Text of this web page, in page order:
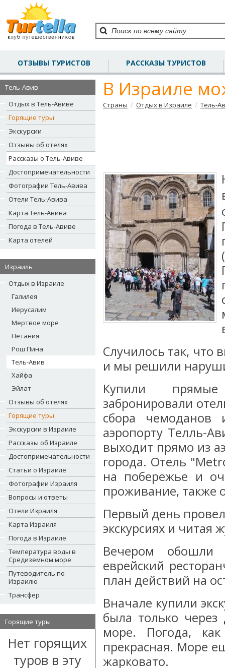
ОТЗЫВЫ ТУРИСТОВ РАССКАЗЫ ТУРИСТОВ
Тель-Авив
Отдых в Тель-Авиве
Горящие туры
Экскурсии
Отзывы об отелях
Рассказы о Тель-Авиве
Достопримечательности
Фотографии Тель-Авива
Отели Тель-Авива
Карта Тель-Авива
Погода в Тель-Авиве
Карта отелей
Израиль
Отдых в Израиле
Галилея
Иерусалим
Мертвое море
Нетания
Рош Пина
Тель-Авив
Хайфа
Эйлат
Отзывы об отелях
Горящие туры
Экскурсии в Израиле
Рассказы об Израиле
Достопримечательности
Статьи о Израиле
Фотографии Израиля
Вопросы и ответы
Отели Израиля
Карта Израиля
Погода в Израиле
Температура воды в
Средиземном море
Путеводитель по
Израилю
Трансфер
Горящие туры
Нет горящих
туров в эту
В Израиле
Страны / Отдых в Израиле / Тель-
Случилось так, что
и мы решили
Купили прямые
забронировали
сбора чемоданов
аэропорту Телль-
выходит прямо из
города. Отель
на побережье и
проживание, также
Первый день
экскурсиях и читая
Вечером обошли
еврейский
план действий на
Вначале купили
была только
море. Погода,
прекрасная. Море
жарковато.